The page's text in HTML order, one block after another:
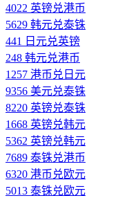
4022 英镑兑港币
5629 韩元兑泰铢
441 日元兑英镑
248 韩元兑港币
1257 港币兑日元
9356 美元兑泰铢
8220 英镑兑泰铢
1668 英镑兑韩元
5362 英镑兑韩元
7689 泰铢兑港币
6320 港币兑欧元
5013 泰铢兑欧元